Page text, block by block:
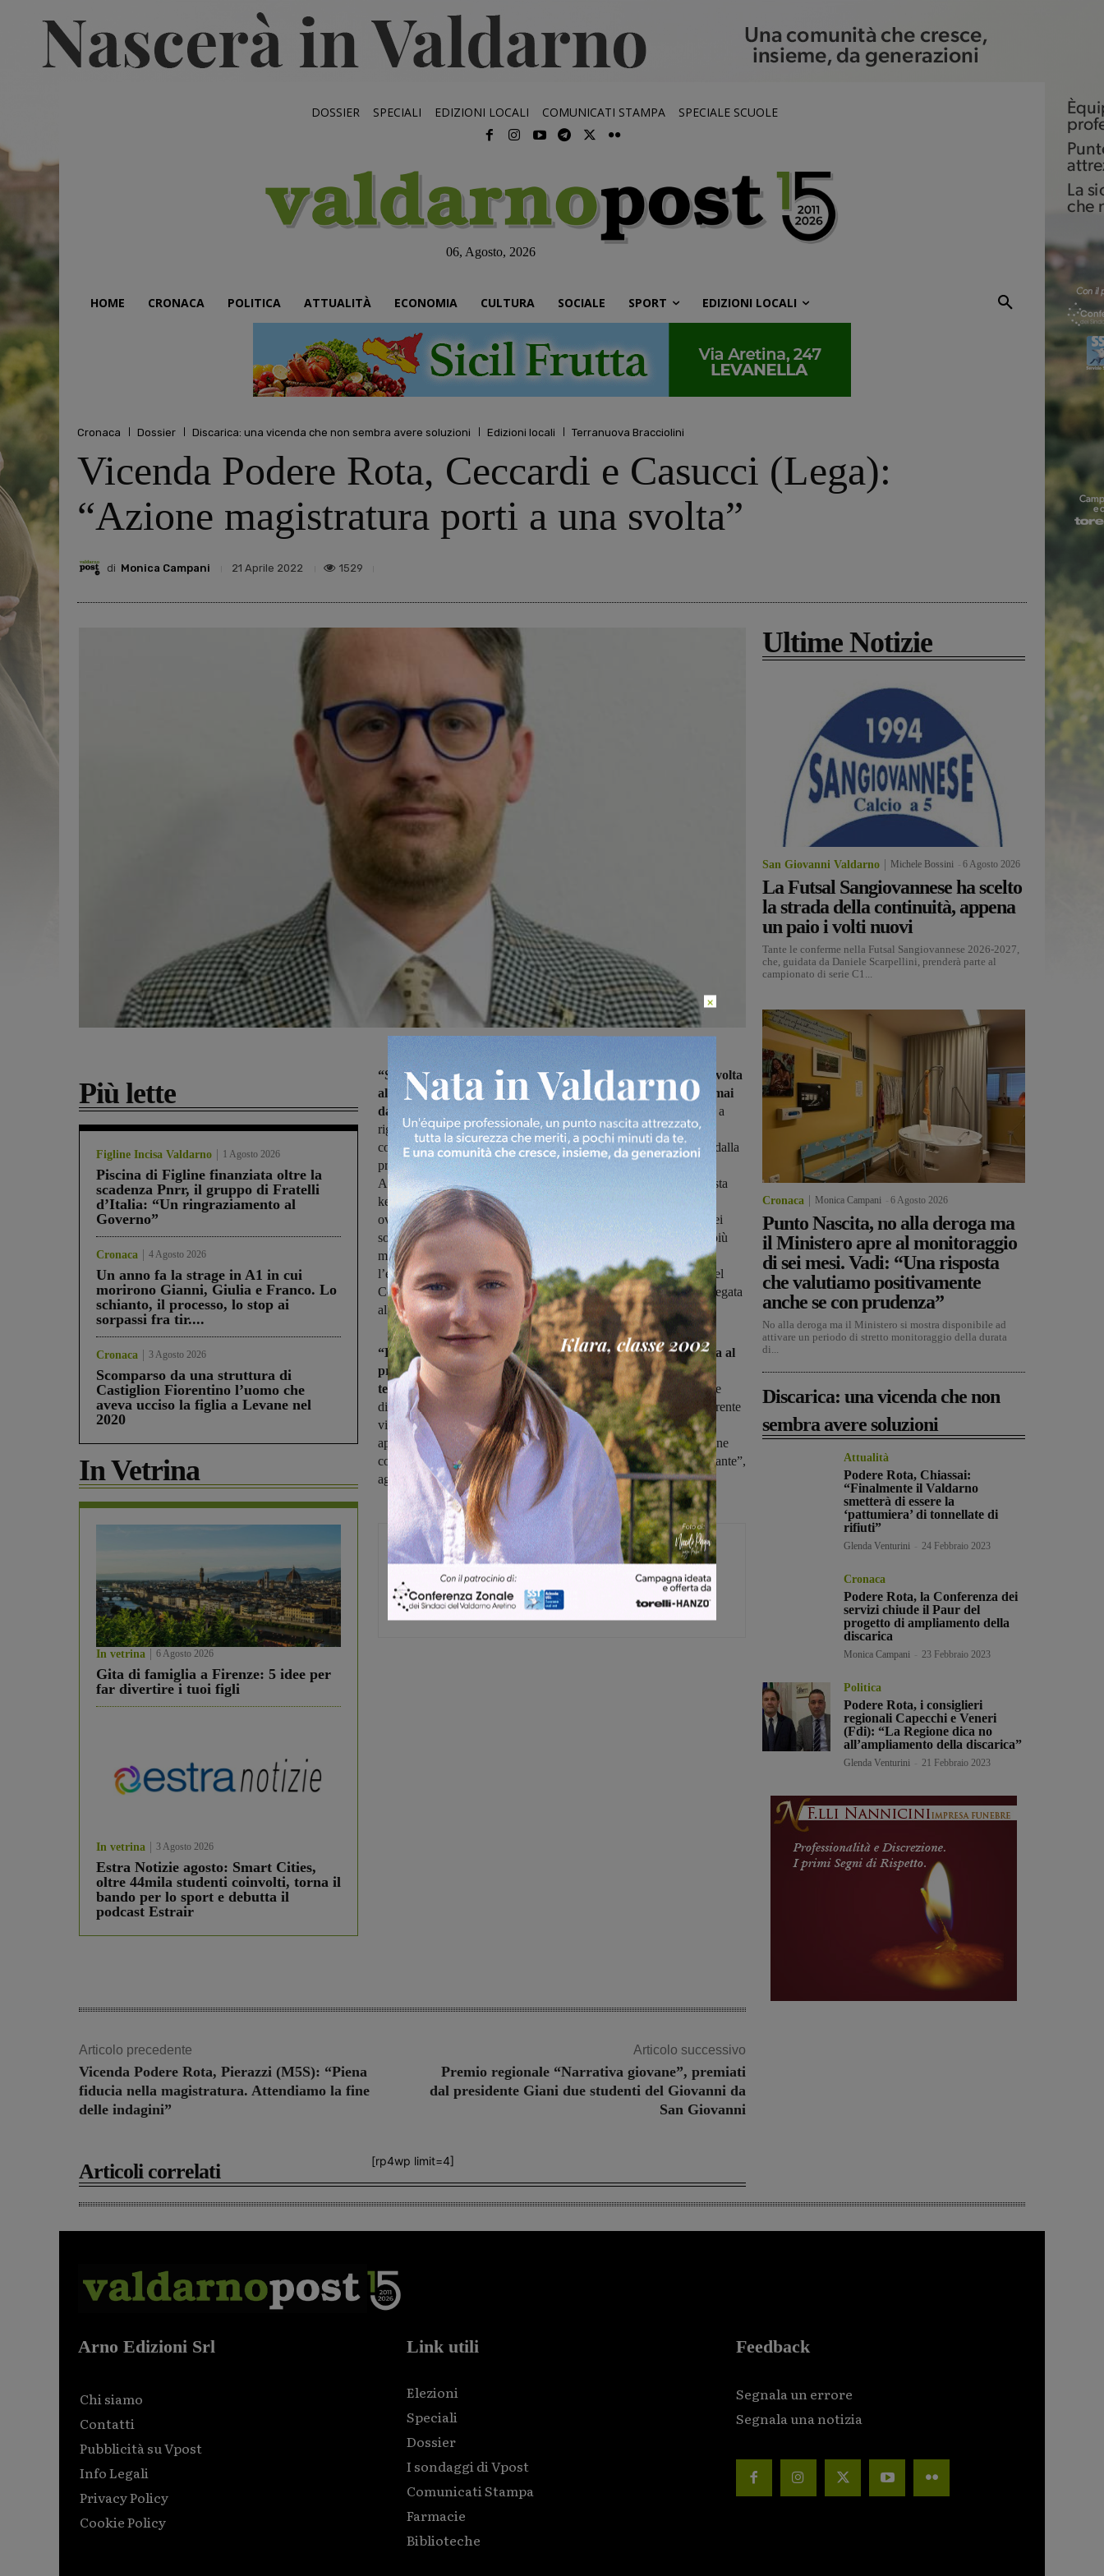
DOSSIER SPECIALI EDIZIONI LOCALI COMUNICATI STAMPA SPECIALE SCUOLE
06, Agosto, 2026
HOME CRONACA POLITICA ATTUALITÀ ECONOMIA CULTURA SOCIALE SPORT EDIZIONI LOCALI
Cronaca Dossier Discarica: una vicenda che non sembra avere soluzioni Edizioni locali Terranuova Bracciolini
Vicenda Podere Rota, Ceccardi e Casucci (Lega):
“Azione magistratura porti a una svolta”
di Monica Campani 21 Aprile 2022 1529
Più lette
Figline Incisa Valdarno 1 Agosto 2026
Piscina di Figline finanziata oltre la
scadenza Pnrr, il gruppo di Fratelli
d’Italia: “Un ringraziamento al
Governo”
Cronaca 4 Agosto 2026
Un anno fa la strage in A1 in cui
morirono Gianni, Giulia e Franco. Lo
schianto, il processo, lo stop ai
sorpassi fra tir....
Cronaca 3 Agosto 2026
Scomparso da una struttura di
Castiglion Fiorentino l’uomo che
aveva ucciso la figlia a Levane nel
2020
In Vetrina
In vetrina 6 Agosto 2026
Gita di famiglia a Firenze: 5 idee per
far divertire i tuoi figli
In vetrina 3 Agosto 2026
Estra Notizie agosto: Smart Cities,
oltre 44mila studenti coinvolti, torna il
bando per lo sport e debutta il
podcast Estrair
“Speriamo che l’azione della magistratura serva a dare una svolta
alla vicenda della discarica di Podere Rota, che si trascina ormai
da decenni. La posizione della Lega è sempre stata chiara e netta a
riguardo: la discarica deve essere chiusa, e il Valdarno non può
continuare ad essere il terminale dei rifiuti che arrivano, non solo dalla
provincia di Arezzo, ma anche dall’area metropolitana fiorentina.
Appare chiaro, più in generale, che come già emerso con l’inchiesta
keu, vi sia un problema gigantesco di governance del settore,
ovviamente targata Pd, in Toscana. Il piano dei rifiuti è un libro dei
sogni che di volta in volta viene aggiornato con obiettivi sempre più
mirabolanti e che non vengono attuati”. Con queste dichiarazioni,
l’eurodeputata della Lega, Susanna Ceccardi e il vicepresidente del
Consiglio regionale, Marco Casucci, intervengono sull’inchiesta legata
alla discarica di Podere Rota.
“La sinistra, accecata dall’ideologia, continua nella sua guerra al
progresso tecnologico, non vuole sentire nemmeno parlare di
termovalorizzatori di ultima generazione,e insiste nel portare le
discariche al collasso e i nostri territori al disastro. Manca una coerente
visione di insieme, anche all’interno dello stesso Pd, dove, come
appunto nel caso di Podere Rota, gli interessi di un’amministrazione
comunale si sono scontrati con quelli dell’amministrazione confinante”,
aggiungono Ceccardi e Casucci.
Monica Campani
Direttore
Articolo precedente
Vicenda Podere Rota, Pierazzi (M5S): “Piena
fiducia nella magistratura. Attendiamo la fine
delle indagini”
Articolo successivo
Premio regionale “Narrativa giovane”, premiati
dal presidente Giani due studenti del Giovanni da
San Giovanni
[rp4wp limit=4]
Articoli correlati
Ultime Notizie
San Giovanni Valdarno Michele Bossini 6 Agosto 2026
La Futsal Sangiovannese ha scelto
la strada della continuità, appena
un paio i volti nuovi
Tante le conferme nella Futsal Sangiovannese 2026-2027,
che, guidata da Daniele Scarpellini, prenderà parte al
campionato di serie C1...
Cronaca Monica Campani 6 Agosto 2026
Punto Nascita, no alla deroga ma
il Ministero apre al monitoraggio
di sei mesi. Vadi: “Una risposta
che valutiamo positivamente
anche se con prudenza”
No alla deroga ma il Ministero si mostra disponibile ad
attivare un periodo di stretto monitoraggio della durata
di...
Discarica: una vicenda che non
sembra avere soluzioni
Attualità
Podere Rota, Chiassai:
“Finalmente il Valdarno
smetterà di essere la
‘pattumiera’ di tonnellate di
rifiuti”
Glenda Venturini 24 Febbraio 2023
Cronaca
Podere Rota, la Conferenza dei
servizi chiude il Paur del
progetto di ampliamento della
discarica
Monica Campani 23 Febbraio 2023
Politica
Podere Rota, i consiglieri
regionali Capecchi e Veneri
(Fdi): “La Regione dica no
all’ampliamento della discarica”
Glenda Venturini 21 Febbraio 2023
Arno Edizioni Srl
Chi siamo
Contatti
Pubblicità su Vpost
Info Legali
Privacy Policy
Cookie Policy
Link utili
Elezioni
Speciali
Dossier
I sondaggi di Vpost
Comunicati Stampa
Farmacie
Biblioteche
Feedback
Segnala un errore
Segnala una notizia
×